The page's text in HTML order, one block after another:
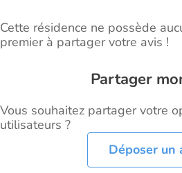
Cette résidence ne possède
premier à partager votre avis !
Partager
Vous souhaitez partager votre
utilisateurs ?
Déposer un